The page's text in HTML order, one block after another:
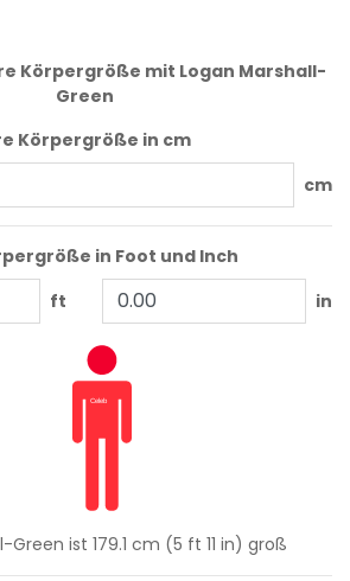
Körpergröße mit Logan Marshall-
Green
Körpergröße in cm
cm
in Foot und Inch
ft
in
Green ist 179.1 cm (5 ft 11 in) groß